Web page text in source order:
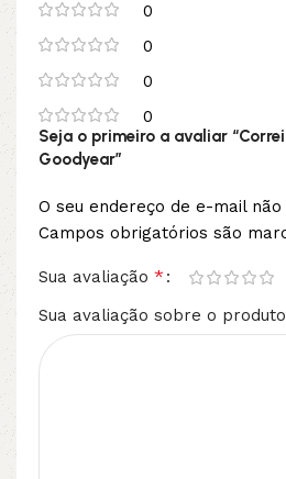
0
0
0
0
Seja o primeiro a avaliar
Goodyear”
O seu endereço de e-mail
Campos obrigatórios são
Sua avaliação *
Sua avaliação sobre o produto